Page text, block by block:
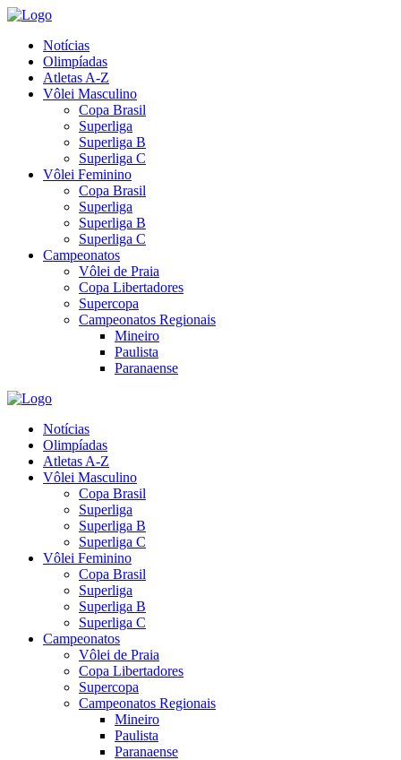
Notícias
Olimpíadas
Atletas A-Z
Vôlei Masculino
Copa Brasil
Superliga
Superliga B
Superliga C
Vôlei Feminino
Copa Brasil
Superliga
Superliga B
Superliga C
Campeonatos
Vôlei de Praia
Copa Libertadores
Supercopa
Campeonatos Regionais
Mineiro
Paulista
Paranaense
Notícias
Olimpíadas
Atletas A-Z
Vôlei Masculino
Copa Brasil
Superliga
Superliga B
Superliga C
Vôlei Feminino
Copa Brasil
Superliga
Superliga B
Superliga C
Campeonatos
Vôlei de Praia
Copa Libertadores
Supercopa
Campeonatos Regionais
Mineiro
Paulista
Paranaense